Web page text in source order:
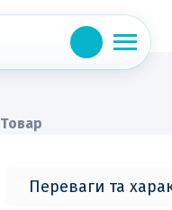
Товар
Переваги та